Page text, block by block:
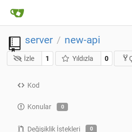
server / new-api
İzle 1 Yıldızla 0
Kod
Konular 0
Değişiklik İstekleri 0